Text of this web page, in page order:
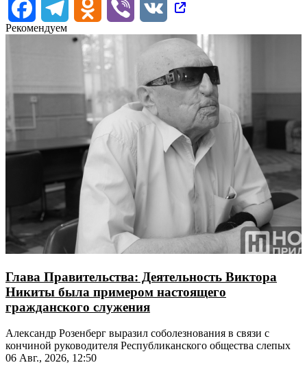
FacebookTelegram Odnoklassniki
Viber
VK
Рекомендуем
Глава Правительства: Деятельность Виктора
Никиты была примером настоящего
гражданского служения
Александр Розенберг выразил соболезнования в связи с
кончиной руководителя Республиканского общества слепых
06 Авг., 2026, 12:50